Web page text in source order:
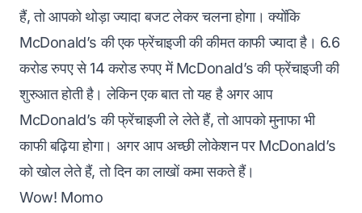
हैं, तो आपको थोड़ा ज्यादा बजट लेकर चलना होगा। क्योंकि
McDonald’s की एक फ्रेंचाइजी की कीमत काफी ज्यादा है। 6.6
करोड रुपए से 14 करोड रुपए में McDonald’s की फ्रेंचाइजी की
शुरुआत होती है। लेकिन एक बात तो यह है अगर आप
McDonald’s की फ्रेंचाइजी ले लेते हैं, तो आपको मुनाफा भी
काफी बढ़िया होगा। अगर आप अच्छी लोकेशन पर McDonald’s
को खोल लेते हैं, तो दिन का लाखों कमा सकते हैं।
Wow! Momo